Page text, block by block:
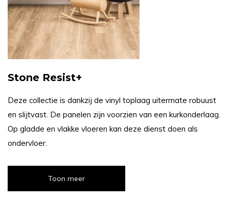
Stone Resist+
Deze collectie is dankzij de vinyl toplaag uitermate robuust
en slijtvast. De panelen zijn voorzien van een kurkonderlaag.
Op gladde en vlakke vloeren kan deze dienst doen als
ondervloer.
Toon meer